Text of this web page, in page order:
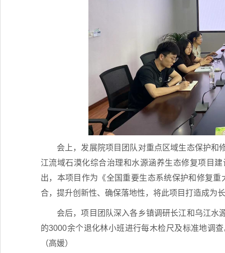
会上，发展院项目团队对重点区域生态保护和
江流域石漠化综合治理和水源涵养生态修复项目
出，本项目作为《全国重要生态系统保护和修复
合，提升创新性、确保落地性，将此项目打造成为
会后，项目团队深入各乡镇调研长江和乌江水
的3000余个退化林小班进行每木检尺及标准地调
（高媛）